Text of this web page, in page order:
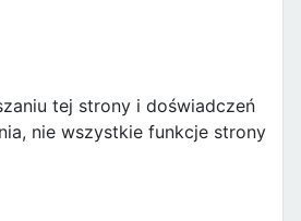
tej strony i doświadczeń
nie wszystkie funkcje strony